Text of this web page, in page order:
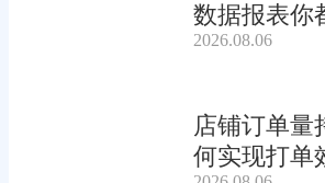
数据报表你
2026.08.06
店铺订单量
何实现打单